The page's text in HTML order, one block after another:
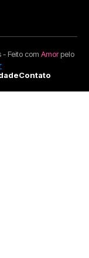
Feito com Amorpelo
Contato